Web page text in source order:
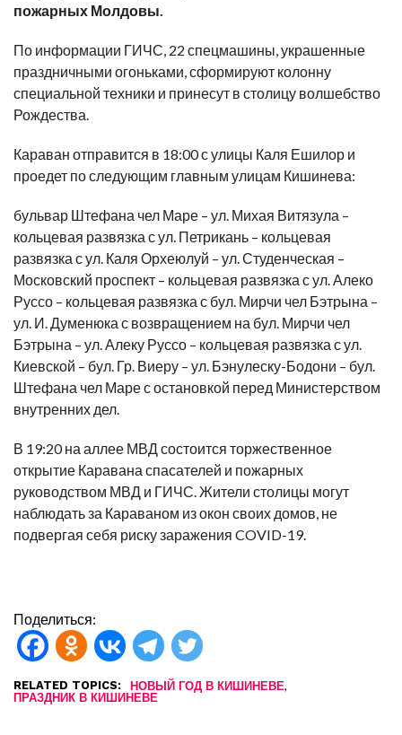
пожарных Молдовы.
По информации ГИЧС, 22 спецмашины, украшенные
праздничными огоньками, сформируют колонну
специальной техники и принесут в столицу волшебство
Рождества.
Караван отправится в 18:00 с улицы Каля Ешилор и
проедет по следующим главным улицам Кишинева:
бульвар Штефана чел Маре – ул. Михая Витязула –
кольцевая развязка с ул. Петрикань – кольцевая
развязка с ул. Каля Орхеюлуй – ул. Студенческая –
Московский проспект – кольцевая развязка с ул. Алеко
Руссо – кольцевая развязка с бул. Мирчи чел Бэтрына –
ул. И. Думенюка с возвращением на бул. Мирчи чел
Бэтрына – ул. Алеку Руссо – кольцевая развязка с ул.
Киевской – бул. Гр. Виеру – ул. Бэнулеску-Бодони – бул.
Штефана чел Маре с остановкой перед Министерством
внутренних дел.
В 19:20 на аллее МВД состоится торжественное
открытие Каравана спасателей и пожарных
руководством МВД и ГИЧС. Жители столицы могут
наблюдать за Караваном из окон своих домов, не
подвергая себя риску заражения COVID-19.
Поделиться:
RELATED TOPICS: НОВЫЙ ГОД В КИШИНЕВЕ,
ПРАЗДНИК В КИШИНЕВЕ